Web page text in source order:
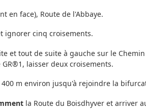
en face), Route de l'Abbaye.
ignorer cinq croisements.
et tout de suite à gauche sur le
laisser deux croisements.
m environ jusqu'à rejoindre la
la Route du Boisdhyver et arriver